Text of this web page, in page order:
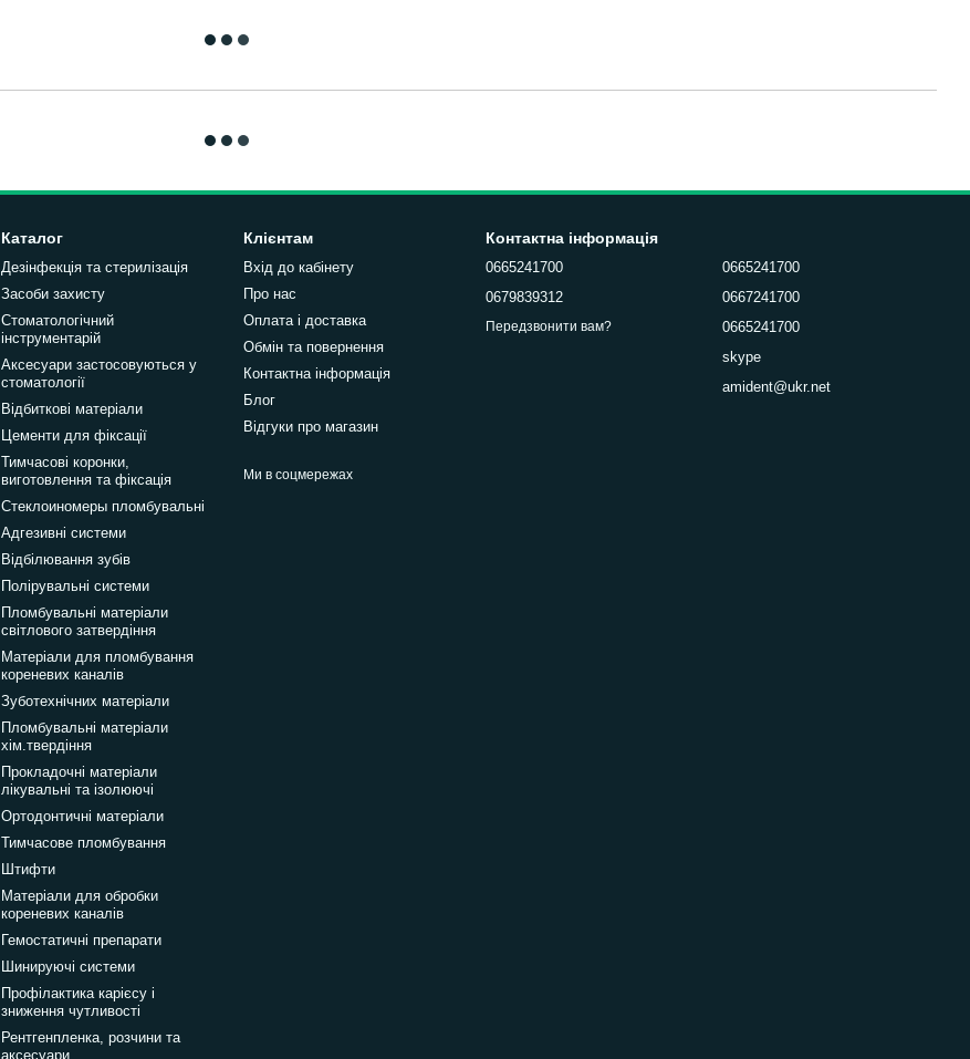
Каталог
Дезінфекція та стерилізація
Засоби захисту
Стоматологічний
інструментарій
Аксесуари застосовуються у
стоматології
Відбиткові матеріали
Цементи для фіксації
Тимчасові коронки,
виготовлення та фіксація
Стеклоиномеры пломбувальні
Адгезивні системи
Відбілювання зубів
Полірувальні системи
Пломбувальні матеріали
світлового затвердіння
Матеріали для пломбування
кореневих каналів
Зуботехнічних матеріали
Пломбувальні матеріали
хім.твердіння
Прокладочні матеріали
лікувальні та ізолюючі
Ортодонтичні матеріали
Тимчасове пломбування
Штифти
Матеріали для обробки
кореневих каналів
Гемостатичні препарати
Шинируючі системи
Профілактика карієсу і
зниження чутливості
Рентгенпленка, розчини та
аксесуари
Клієнтам
Вхід до кабінету
Про нас
Оплата і доставка
Обмін та повернення
Контактна інформація
Блог
Відгуки про магазин
Ми в соцмережах
Контактна інформація
0665241700
0679839312
Передзвонити вам?
0665241700
0667241700
0665241700
skype
amident@ukr.net